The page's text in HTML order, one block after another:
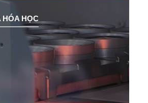
HÓA HỌC